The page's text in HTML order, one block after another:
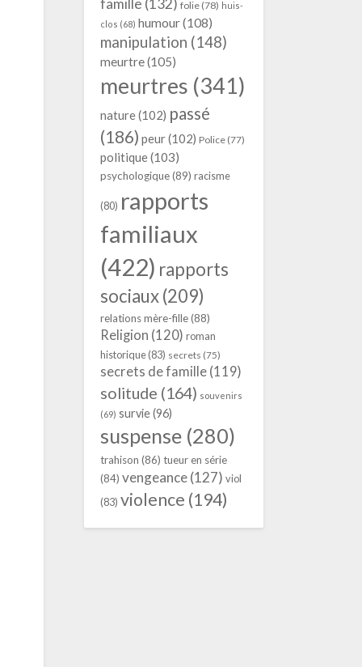
famille (132) folie(78) huis-
clos (68) humour(108)
manipulation (148)
meurtre(105)
meurtres (341)
nature(102) passé
(186) peur(102) Police(77)
politique(103)
psychologique(89) racisme
(80) rapports
familiaux
(422) rapports
sociaux(209)
relations mère-fille(88)
Religion (120) roman
historique(83) secrets (75)
secrets de famille(119)
solitude (164) souvenirs
(69) survie(96)
suspense(280)
trahison (86) tueur en série
(84) vengeance(127) viol
(83) violence (194)